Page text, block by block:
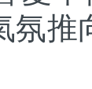
氛推